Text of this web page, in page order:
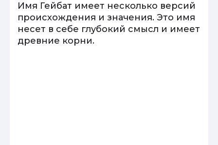
Имя Гейбат имеет несколько версий
происхождения и значения. Это имя
несет в себе глубокий смысл и имеет
древние корни.